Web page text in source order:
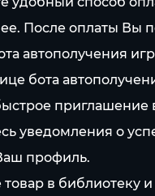
После оплаты Вы
автополучения
бота
приглашение
уведомления о
профиль.
в библиотеку